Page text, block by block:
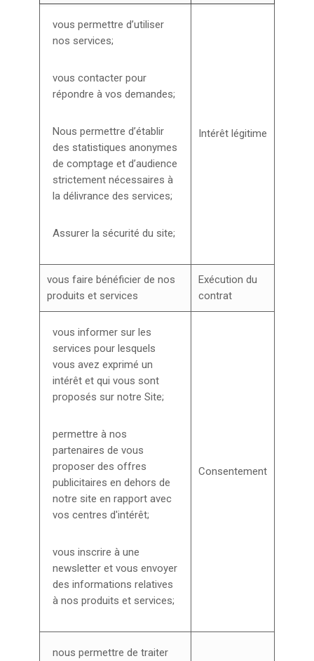
vous permettre d’utiliser
nos services;
vous contacter pour
répondre à vos demandes;
Nous permettre d’établir
des statistiques anonymes
de comptage et d’audience
strictement nécessaires à
la délivrance des services;
Assurer la sécurité du site;
Intérêt légitime
vous faire bénéficier de nos
produits et services
Exécution du
contrat
vous informer sur les
services pour lesquels
vous avez exprimé un
intérêt et qui vous sont
proposés sur notre Site;
permettre à nos
partenaires de vous
proposer des offres
publicitaires en dehors de
notre site en rapport avec
vos centres d'intérêt;
vous inscrire à une
newsletter et vous envoyer
des informations relatives
à nos produits et services;
Consentement
nous permettre de traiter